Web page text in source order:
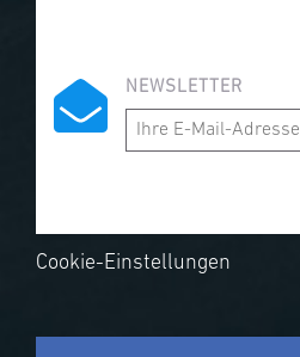
NEWSLETTER
Cookie-Einstellungen